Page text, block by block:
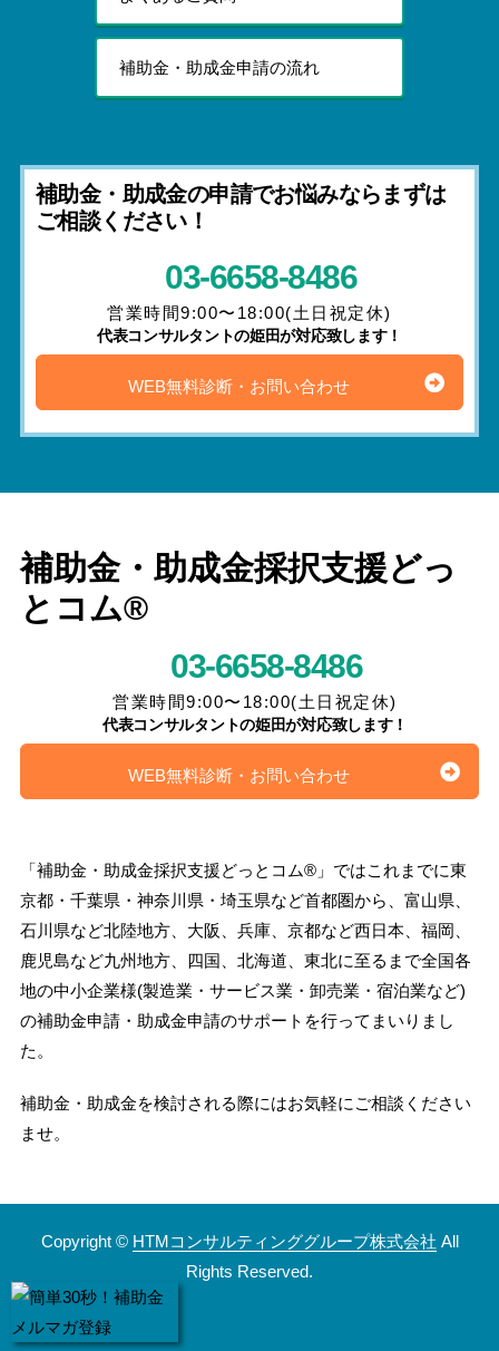
補助金・助成金申請の流れ
補助金・助成金の申請でお悩みならまずは
ご相談ください！
03-6658-8486
営業時間9:00〜18:00(土日祝定休)
代表コンサルタントの姫田が対応致します！
WEB無料診断・お問い合わせ
補助金・助成金採択支援どっ
とコム®
03-6658-8486
営業時間9:00〜18:00(土日祝定休)
代表コンサルタントの姫田が対応致します！
WEB無料診断・お問い合わせ
「補助金・助成金採択支援どっとコム®」ではこれまでに東
京都・千葉県・神奈川県・埼玉県など首都圏から、富山県、
石川県など北陸地方、大阪、兵庫、京都など西日本、福岡、
鹿児島など九州地方、四国、北海道、東北に至るまで全国各
地の中小企業様(製造業・サービス業・卸売業・宿泊業など)
の補助金申請・助成金申請のサポートを行ってまいりまし
た。
補助金・助成金を検討される際にはお気軽にご相談ください
ませ。
Copyright © HTMコンサルティンググループ株式会社 All
Rights Reserved.